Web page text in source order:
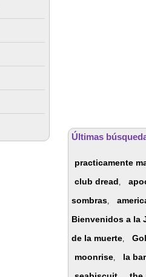
Últimas
practicamente
club dread,
sombras,
Bienvenidos a la
de la muerte,
moonrise, la